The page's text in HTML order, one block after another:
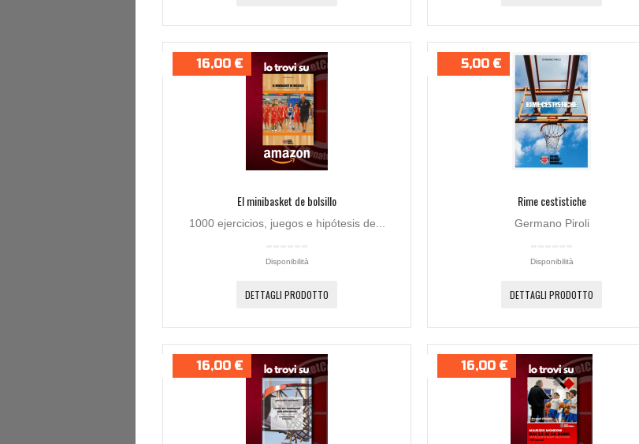
16,00 €
El minibasket de bolsillo
1000 ejercicios, juegos e hipótesis de...
Disponibilità
DETTAGLI PRODOTTO
5,00 €
Rime cestistiche
Germano Piroli
Disponibilità
DETTAGLI PRODOTTO
16,00 € 16,00 €